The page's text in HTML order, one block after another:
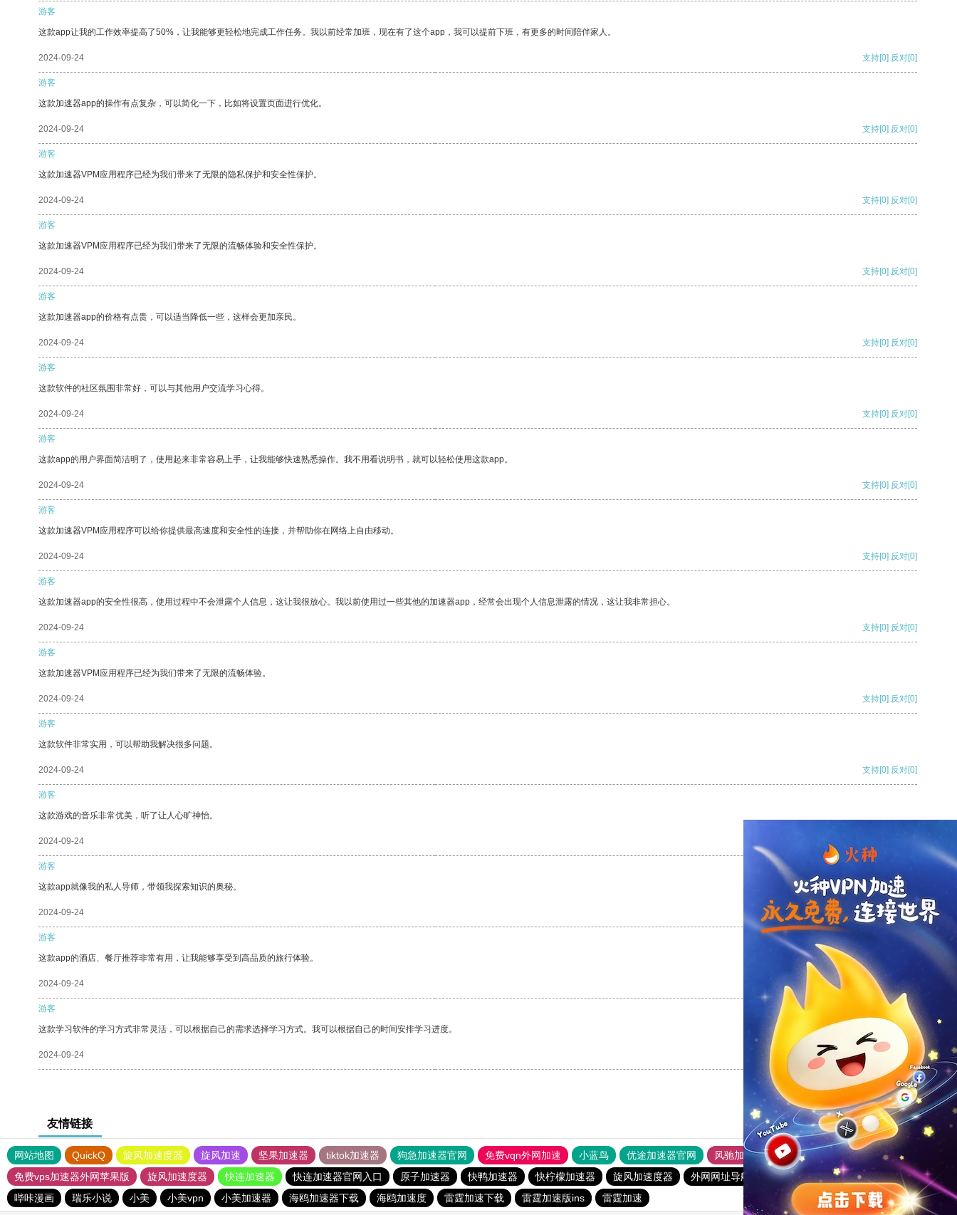
游客
这款app让我的工作效率提高了50%，让我能够更轻松地完成工作任务。我以前经常加班，现在有了这个app，我可以提前下班，有更多的时间陪伴家人。
2024-09-24 支持[0] 反对[0]
游客
这款加速器app的操作有点复杂，可以简化一下，比如将设置页面进行优化。
2024-09-24 支持[0] 反对[0]
游客
这款加速器VPM应用程序已经为我们带来了无限的隐私保护和安全性保护。
2024-09-24 支持[0] 反对[0]
游客
这款加速器VPM应用程序已经为我们带来了无限的流畅体验和安全性保护。
2024-09-24 支持[0] 反对[0]
游客
这款加速器app的价格有点贵，可以适当降低一些，这样会更加亲民。
2024-09-24 支持[0] 反对[0]
游客
这款软件的社区氛围非常好，可以与其他用户交流学习心得。
2024-09-24 支持[0] 反对[0]
游客
这款app的用户界面简洁明了，使用起来非常容易上手，让我能够快速熟悉操作。我不用看说明书，就可以轻松使用这款app。
2024-09-24 支持[0] 反对[0]
游客
这款加速器VPM应用程序可以给你提供最高速度和安全性的连接，并帮助你在网络上自由移动。
2024-09-24 支持[0] 反对[0]
游客
这款加速器app的安全性很高，使用过程中不会泄露个人信息，这让我很放心。我以前使用过一些其他的加速器app，经常会出现个人信息泄露的情况，这让我非常担心。
2024-09-24 支持[0] 反对[0]
游客
这款加速器VPM应用程序已经为我们带来了无限的流畅体验。
2024-09-24 支持[0] 反对[0]
游客
这款软件非常实用，可以帮助我解决很多问题。
2024-09-24 支持[0] 反对[0]
游客
这款游戏的音乐非常优美，听了让人心旷神怡。
2024-09-24
游客
这款app就像我的私人导师，带领我探索知识的奥秘。
2024-09-24 支持 [0] 反对[0]
游客
这款app的酒店、餐厅推荐非常有用，让我能够享受到高品质的旅行体验。
2024-09-24 支持[0] 反对
游客
这款学习软件的学习方式非常灵活，可以根据自己的需求选择学习方式。我可以根据自己的时间安排学习进度。
2024-09-24 支持[0] 反对[0]
友情链接
网站地图 QuickQ 旋风加速度器 旋风加速 坚果加速器 tiktok加速器 狗急加速器官网 免费vqn外网加速 小蓝鸟 优途加速器官网 风驰加速器
旋风加速器
免费vps加速器外网苹果版
旋风加速度器 快连加速器 快连加速器官网入口 原子加速器 快鸭加速器 快柠檬加速器 旋风加速度器 外网网址导航 软件中心 雷霆加速
狂飙加速器
哔咔漫画
瑞乐小说 小美 小美vpn 小美加速器 海鸥加速器下载 海鸥加速度 雷霆加速下载 雷霆加速版ins 雷霆加速